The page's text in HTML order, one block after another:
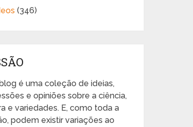
(346)
é uma coleção de ideias,
e opiniões sobre a ciência,
e variedades. E, como toda a
podem existir variações ao